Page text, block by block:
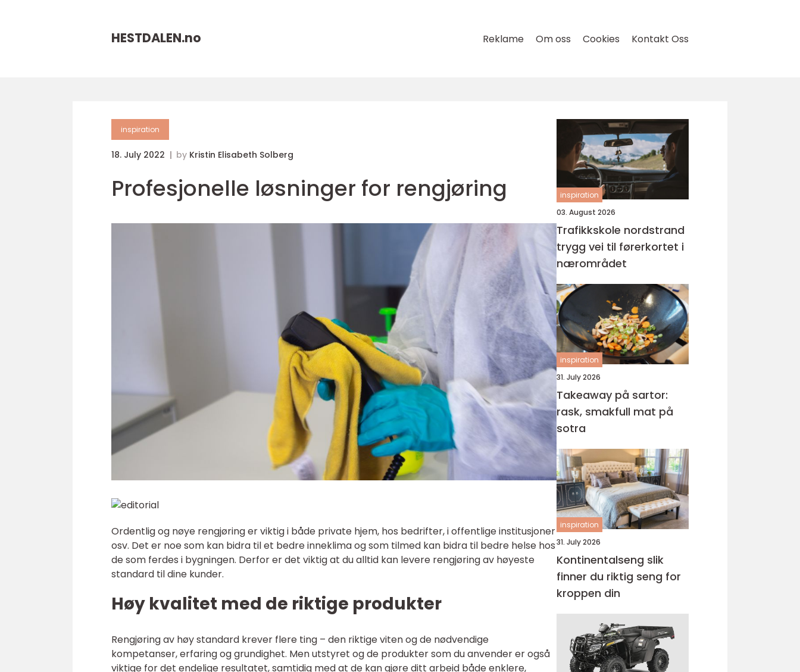
HESTDALEN.no Reklame Om oss Cookies Kontakt Oss
inspiration
18. July 2022 by Kristin Elisabeth Solberg
Profesjonelle løsninger for rengjøring
Ordentlig og nøye rengjøring er viktig i både private hjem, hos bedrifter, i offentlige institusjoner
osv. Det er noe som kan bidra til et bedre inneklima og som tilmed kan bidra til bedre helse hos
de som ferdes i bygningen. Derfor er det viktig at du alltid kan levere rengjøring av høyeste
standard til dine kunder.
Høy kvalitet med de riktige produkter
Rengjøring av høy standard krever flere ting – den riktige viten og de nødvendige
kompetanser, erfaring og grundighet. Men utstyret og de produkter som du anvender er også
viktige for det endelige resultatet, samtidig med at de kan gjøre ditt arbeid både enklere,
inspiration
03. August 2026
Trafikkskole nordstrand
trygg vei til førerkortet i
nærområdet
inspiration
31. July 2026
Takeaway på sartor:
rask, smakfull mat på
sotra
inspiration
31. July 2026
Kontinentalseng slik
finner du riktig seng for
kroppen din